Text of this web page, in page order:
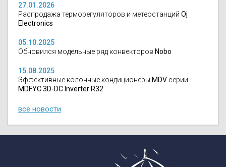
27.01.2026
Распродажа терморегуляторов и метеостанций Oj
Electronics
05.10.2025
Обновился модельные ряд конвекторов Nobo
15.08.2025
Эффективные колонные кондиционеры MDV серии
MDFYC 3D-DC Inverter R32
все новости